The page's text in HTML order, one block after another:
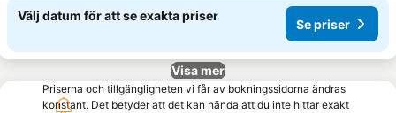
Välj datum för att se exakta priser
Se priser
Visa mer
Priserna och tillgängligheten vi får av bokningssidorna ändras
konstant. Det betyder att det kan hända att du inte hittar exakt